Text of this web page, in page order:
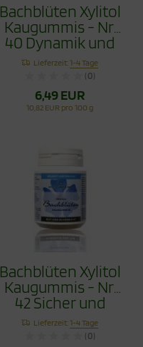
Bachblüten Xylitol
Kaugummis - Nr.
40 Dynamik und
Ausdauer 60g
Lieferzeit:1-4 Tage
(0)
6,49 EUR
10,82 EUR pro 100 g
Bachblüten Xylitol
Kaugummis - Nr.
42 Sicher und
Überzeugt 60g
Lieferzeit:1-4 Tage
(0)